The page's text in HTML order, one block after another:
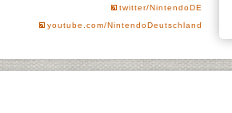
twitter/NintendoDE
youtube.com/NintendoDeutschland